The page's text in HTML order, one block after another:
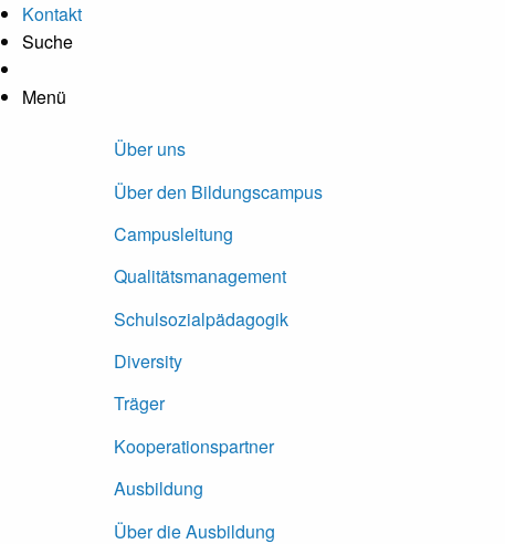
Hauptregion der Seite anspringen
Kontakt
Suche
Kontrastanpassung
Menü
Über uns
Über den Bildungscampus
Campusleitung
Qualitätsmanagement
Schulsozialpädagogik
Diversity
Träger
Kooperationspartner
Ausbildung
Über die Ausbildung